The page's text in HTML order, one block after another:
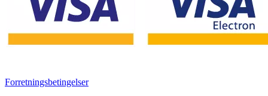
Forretningsbetingelser